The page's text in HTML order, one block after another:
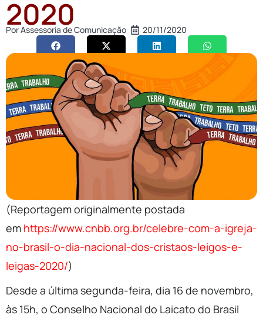
2020
PorAssessoria de Comunicação 20/11/2020
(Reportagem originalmente postada
em https://www.cnbb.org.br/celebre-com-a-igreja-
no-brasil-o-dia-nacional-dos-cristaos-leigos-e-
leigas-2020/)
Desde a última segunda-feira, dia 16 de novembro,
às 15h, o Conselho Nacional do Laicato do Brasil